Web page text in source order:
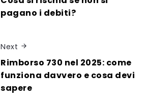
pagano i debiti?
Next
Rimborso 730 nel 2025: come
funziona davvero e cosa devi
sapere